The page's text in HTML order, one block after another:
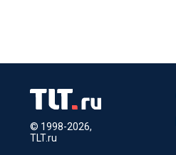
© 1998-2026,
TLT.ru